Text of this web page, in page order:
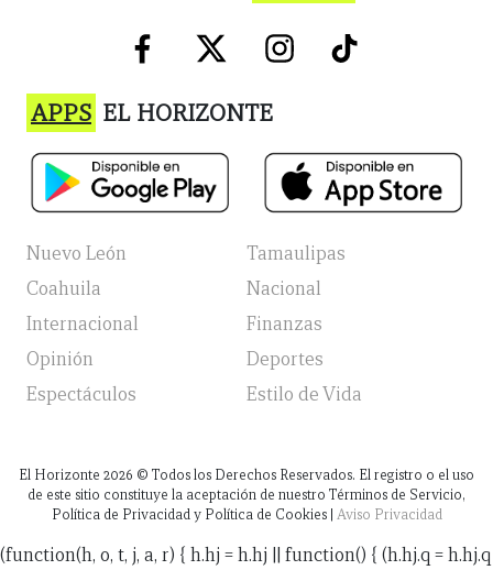
APPS EL HORIZONTE
Nuevo León
Tamaulipas
Coahuila
Nacional
Internacional
Finanzas
Opinión
Deportes
Espectáculos
Estilo de Vida
El Horizonte 2026 © Todos los Derechos Reservados. El registro o el uso
de este sitio constituye la aceptación de nuestro Términos de Servicio,
Política de Privacidad y Política de Cookies | Aviso Privacidad
(function(h, o, t, j, a, r) { h.hj = h.hj || function() { (h.hj.q = h.hj.q